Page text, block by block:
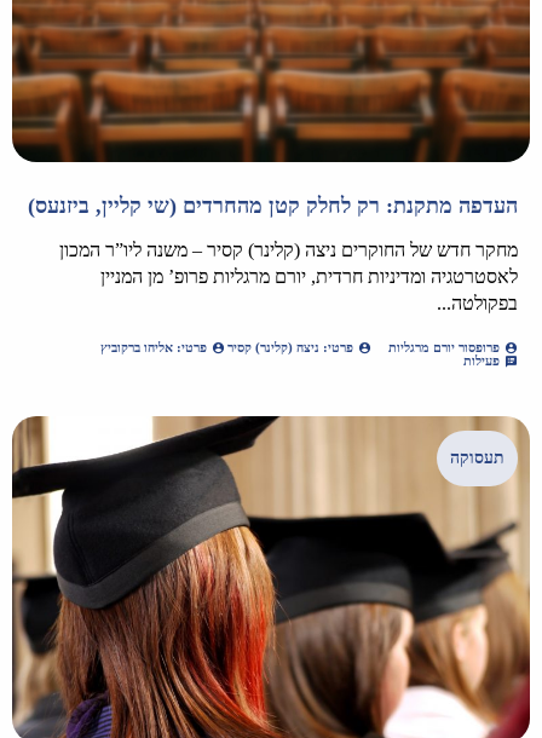
העדפה מתקנת: רק לחלק קטן מהחרדים (שי קליין, ביזנעס)
מחקר חדש של החוקרים ניצה (קלינר) קסיר – משנה ליו”ר המכון
לאסטרטגיה ומדיניות חרדית, יורם מרגליות פרופ’ מן המניין
בפקולטה...
פרופסור יורם מרגליות פרטי: ניצה (קלינר) קסיר
פרטי: אליהו ברקוביץ
פעילות
תעסוקה